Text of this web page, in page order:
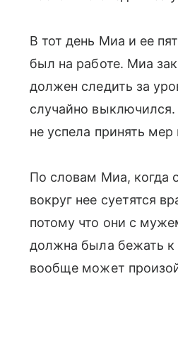
В тот день Миа и ее
был на работе. Миа
должен следить за
случайно выключился.
не успела принять
По словам Миа, когда
вокруг нее суетятся
потому что они с
должна была бежать к
вообще может